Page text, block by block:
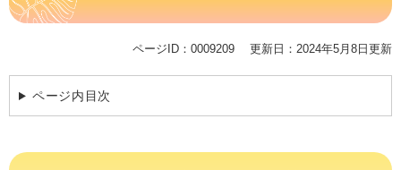
ページID：0009209 更新日：2024年5月8日更新
ページ内目次